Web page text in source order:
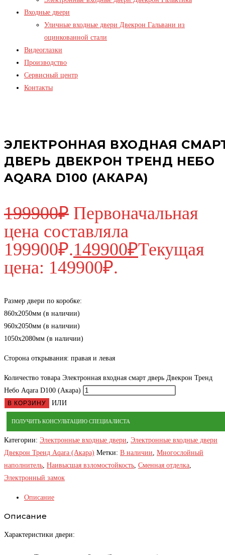
Входные двери
Уличные входные двери Двекрон Гальвани из
оцинкованной стали
Видеоглазки
Производство
Сервисный центр
Контакты
ЭЛЕКТРОННАЯ ВХОДНАЯ
ДВЕРЬ ДВЕКРОН ТРЕНД НЕБО
AQARA D100 (АКАРА)
199900₽ Первоначальная
цена составляла
199900₽.149900₽Текущая
цена: 149900₽.
Размер двери по коробке:
860х2050мм (в наличии)
960х2050мм (в наличии)
1050х2080мм (в наличии)
Сторона открывания: правая и левая
Количество товара Электронная входная смарт дверь Двекрон Тренд
Небо Aqara D100 (Акара)
В КОРЗИНУ ИЛИ
ПОЛУЧИТЬ КОНСУЛЬТАЦИЮ СПЕЦИАЛИСТА
Категории: Электронные входные двери Электронные входные двери
Двекрон Тренд Aqara (Акара) Метки: В наличии Многослойный
наполнитель Наивысшая взломостойкость Сменная отделка
Электронный замок
Описание
Описание
Характеристики двери: